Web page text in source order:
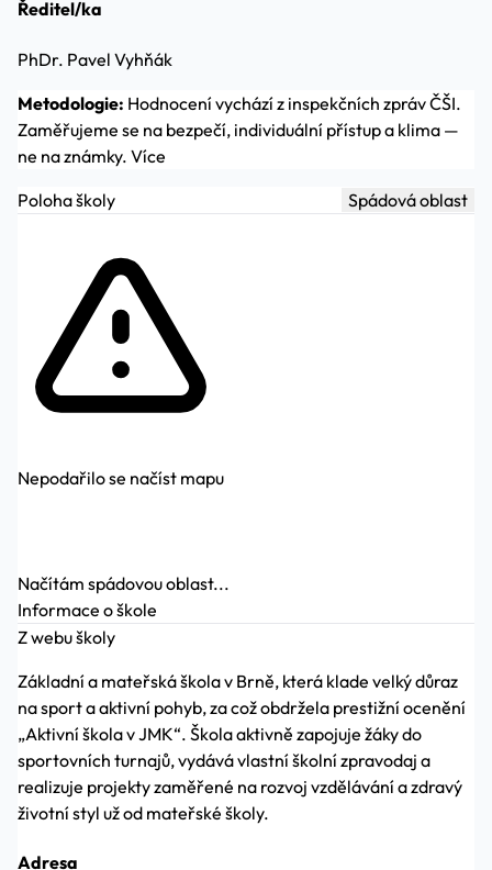
Ředitel/ka
PhDr. Pavel Vyhňák
Metodologie: Hodnocení vychází z inspekčních zpráv ČŠI.
Zaměřujeme se na bezpečí, individuální přístup a klima —
ne na známky. Více
Poloha školy
Spádová oblast
Nepodařilo se načíst mapu
Načítám spádovou oblast...
Informace o škole
Z webu školy
Základní a mateřská škola v Brně, která klade velký důraz
na sport a aktivní pohyb, za což obdržela prestižní ocenění
„Aktivní škola v JMK“. Škola aktivně zapojuje žáky do
sportovních turnajů, vydává vlastní školní zpravodaj a
realizuje projekty zaměřené na rozvoj vzdělávání a zdravý
životní styl už od mateřské školy.
Adresa